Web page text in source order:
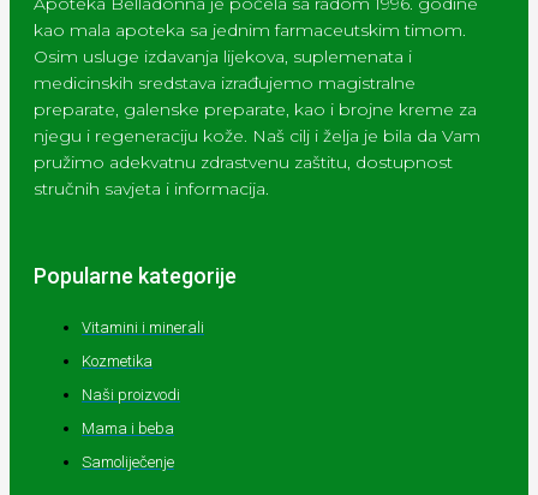
kao mala apoteka sa jednim farmaceutskim timom.
Osim usluge izdavanja lijekova, suplemenata i
medicinskih sredstava izrađujemo magistralne
preparate, galenske preparate, kao i brojne kreme za
njegu i regeneraciju kože. Naš cilj i želja je bila da Vam
pružimo adekvatnu zdrastvenu zaštitu, dostupnost
stručnih savjeta i informacija.
Popularne kategorije
Vitamini i minerali
Kozmetika
Naši proizvodi
Mama i beba
Samoliječenje